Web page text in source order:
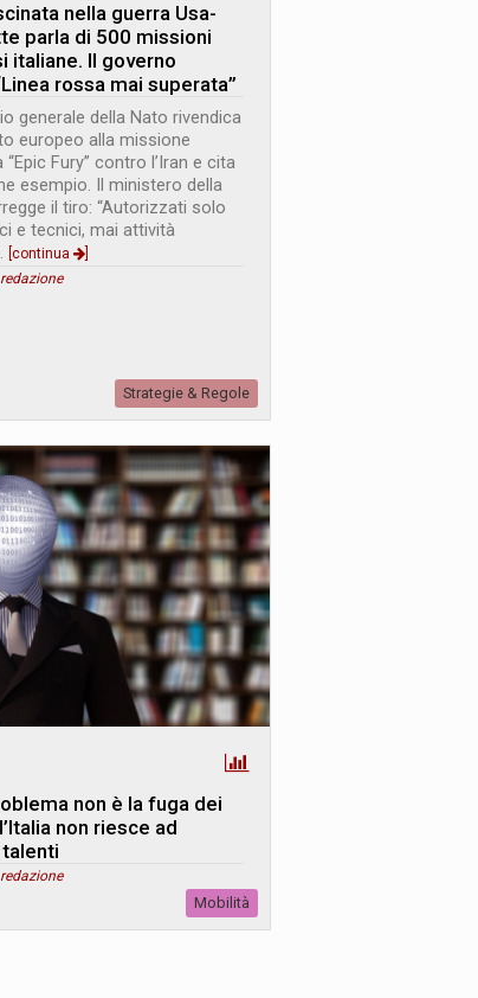
nella guerra Usa-
parla di 500 missioni
italiane. Il governo
rossa mai superata”
generale della Nato rivendica
europeo alla missione
“Epic Fury” contro l’Iran e cita
esempio. Il ministero della
il tiro: “Autorizzati solo
e tecnici, mai attività
[continua
]
Strategie & Regole
non è la fuga dei
non riesce ad
Mobilità